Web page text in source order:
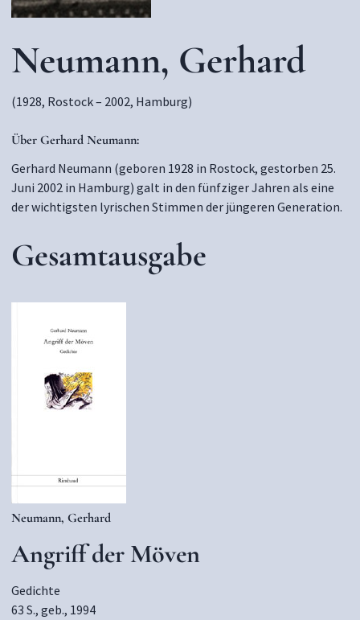
Neumann, Gerhard
(1928, Rostock – 2002, Hamburg)
Über Gerhard Neumann:
Gerhard Neumann (geboren 1928 in Rostock, gestorben 25.
Juni 2002 in Hamburg) galt in den fünfziger Jahren als eine
der wichtigsten lyrischen Stimmen der jüngeren Generation.
Gesamtausgabe
Neumann, Gerhard
Angriff der Möven
Gedichte
63 S., geb., 1994